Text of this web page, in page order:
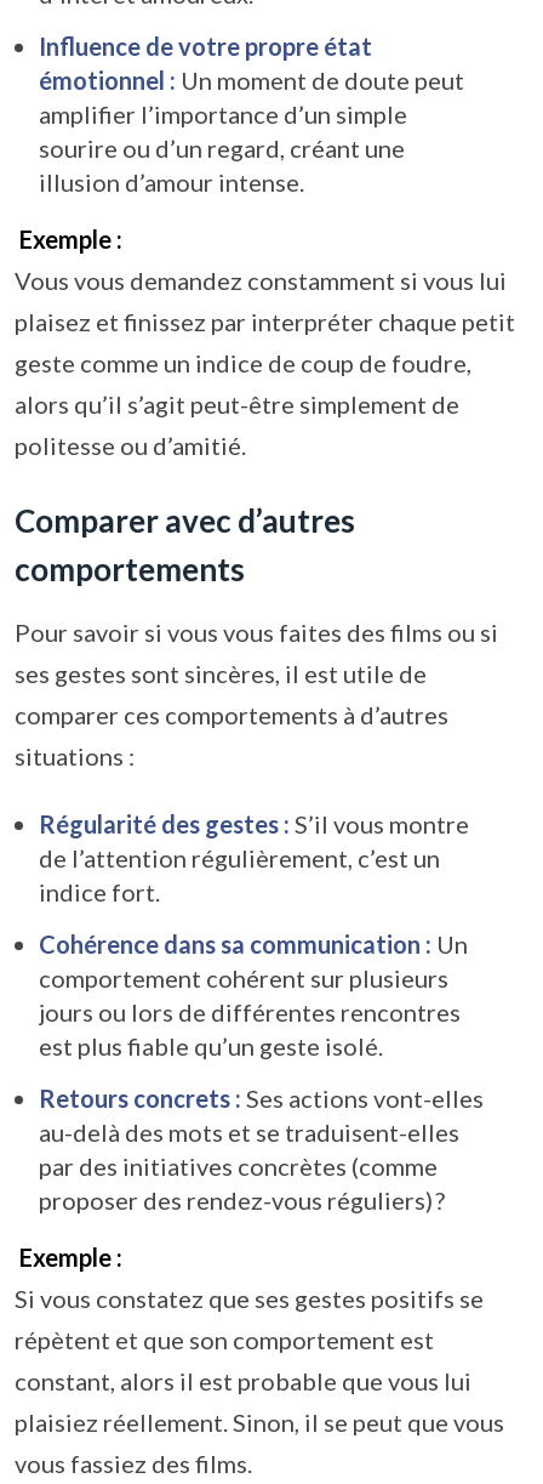
Influence de votre propre état
émotionnel : Un moment de doute peut
amplifier l’importance d’un simple
sourire ou d’un regard, créant une
illusion d’amour intense.
Exemple :
Vous vous demandez constamment si vous lui
plaisez et finissez par interpréter chaque petit
geste comme un indice de coup de foudre,
alors qu’il s’agit peut-être simplement de
politesse ou d’amitié.
Comparer avec d’autres
comportements
Pour savoir si vous vous faites des films ou si
ses gestes sont sincères, il est utile de
comparer ces comportements à d’autres
situations :
Régularité des gestes : S’il vous montre
de l’attention régulièrement, c’est un
indice fort.
Cohérence dans sa communication : Un
comportement cohérent sur plusieurs
jours ou lors de différentes rencontres
est plus fiable qu’un geste isolé.
Retours concrets : Ses actions vont-elles
au-delà des mots et se traduisent-elles
par des initiatives concrètes (comme
proposer des rendez-vous réguliers) ?
Exemple :
Si vous constatez que ses gestes positifs se
répètent et que son comportement est
constant, alors il est probable que vous lui
plaisiez réellement. Sinon, il se peut que vous
vous fassiez des films.